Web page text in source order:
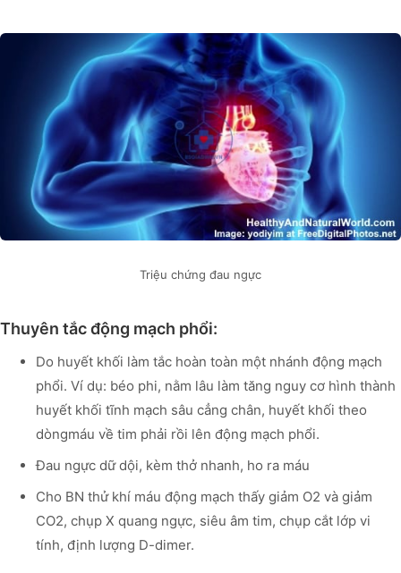
Triệu chứng đau ngực
Thuyên tắc động mạch phổi:
Do huyết khối làm tắc hoàn toàn một nhánh động mạch
phổi. Ví dụ: béo phi, nằm lâu làm tăng nguy cơ hình thành
huyết khối tĩnh mạch sâu cẳng chân, huyết khối theo
dòngmáu về tim phải rồi lên động mạch phổi.
Đau ngực dữ dội, kèm thở nhanh, ho ra máu
Cho BN thử khí máu động mạch thấy giảm O2 và giảm
CO2, chụp X quang ngực, siêu âm tim, chụp cắt lớp vi
tính, định lượng D-dimer.